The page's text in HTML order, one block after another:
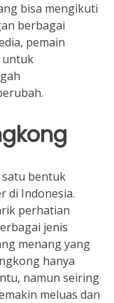
bisa mengikuti
berbagai
pemain
untuk
bentuk
di Indonesia.
perhatian
jenis
menang yang
hanya
namun seiring
meluas dan